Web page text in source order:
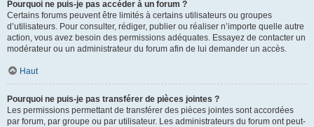
Pourquoi ne puis-je pas accéder à un forum ?
Certains forums peuvent être limités à certains utilisateurs ou groupes
d’utilisateurs. Pour consulter, rédiger, publier ou réaliser n’importe quelle autre
action, vous avez besoin des permissions adéquates. Essayez de contacter un
modérateur ou un administrateur du forum afin de lui demander un accès.
Haut
Pourquoi ne puis-je pas transférer de pièces jointes ?
Les permissions permettant de transférer des pièces jointes sont accordées
par forum, par groupe ou par utilisateur. Les administrateurs du forum ont peut-